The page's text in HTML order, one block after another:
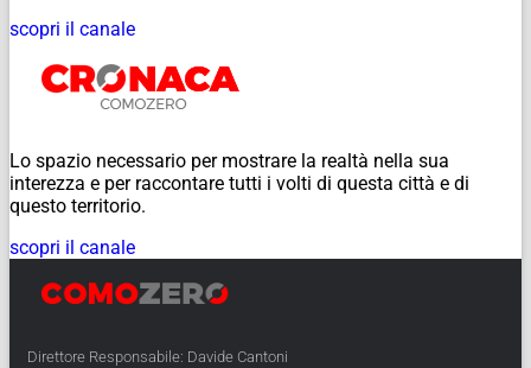
scopri il canale
Lo spazio necessario per mostrare la realtà nella sua
interezza e per raccontare tutti i volti di questa città e di
questo territorio.
scopri il canale
Direttore Responsabile: Davide Cantoni